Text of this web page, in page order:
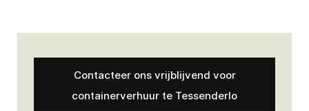
Contacteer ons vrijblijvend voor
containerverhuur te Tessenderlo